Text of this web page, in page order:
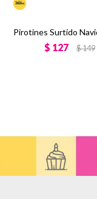
Pirotines Surtido
$ 127 $149